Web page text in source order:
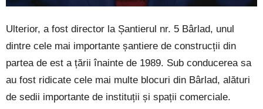
Ulterior, a fost director la Șantierul nr. 5 Bârlad, unul
dintre cele mai importante șantiere de construcții din
partea de est a țării înainte de 1989. Sub conducerea sa
au fost ridicate cele mai multe blocuri din Bârlad, alături
de sedii importante de instituții și spații comerciale.